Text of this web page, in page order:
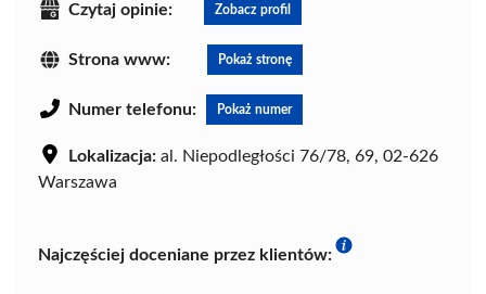
Czytaj opinie: Zobacz profil
Strona www: Pokaż stronę
Numer telefonu: Pokaż numer
Lokalizacja: al. Niepodległości 76/78, 69, 02-626
Warszawa
Najczęściej doceniane przez klientów: